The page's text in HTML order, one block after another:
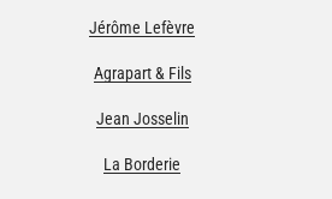
Jérôme Lefèvre
Agrapart & Fils
Jean Josselin
La Borderie